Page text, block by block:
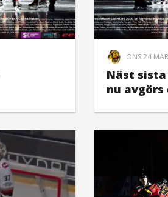
ONS 24
Näst
nu avgörs